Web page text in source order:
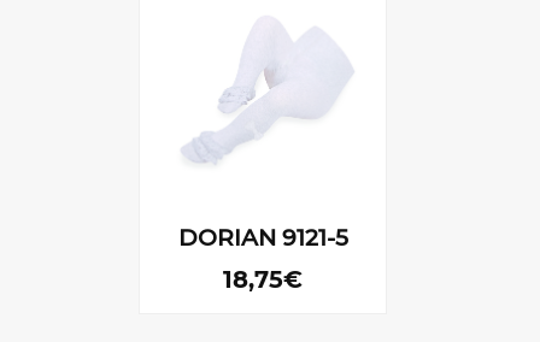
DORIAN 9121-5
18,75€